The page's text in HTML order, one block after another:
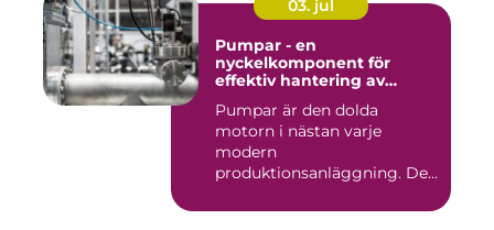
03. jul
Pumpar - en
nyckelkomponent för
effektiv hantering av
Pumpar är den dolda
motorn i nästan varje
modern
produktionsanläggning. De